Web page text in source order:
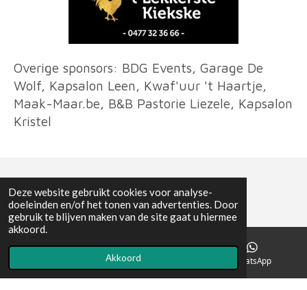
Deze website gebruikt cookies voor analyse-
doeleinden en/of het tonen van advertenties. Door
gebruik te blijven maken van de site gaat u hiermee
akkoord.
Akkoord
Overige sponsors: BDG Events, Garage De
Wolf, Kapsalon Leen, Kwaf'uur 't Haartje,
Maak-Maar.be, B&B Pastorie Liezele, Kapsalon
Kristel
© 2023 Liezele Foort
Facebook WhatsApp